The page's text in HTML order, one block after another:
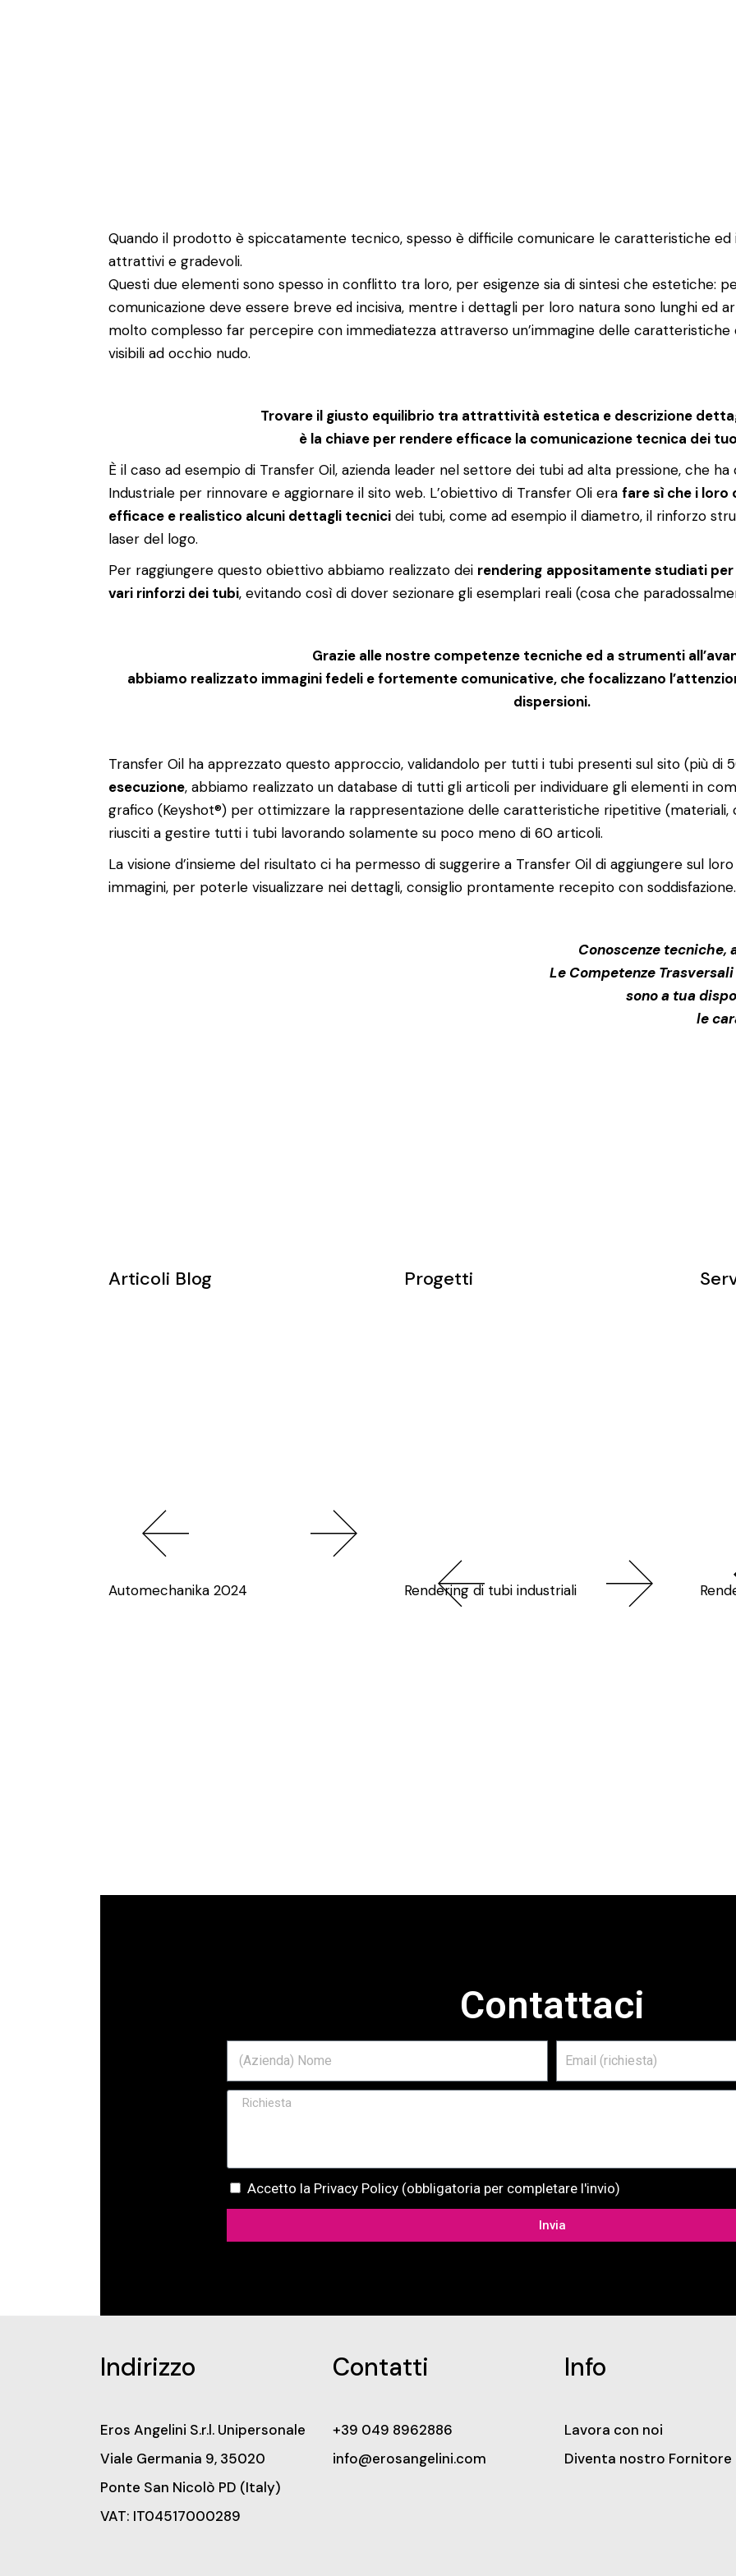
Quando il prodotto è spiccatamente tecnico, spesso è difficile comunicare le caratteristiche
attrattivi e gradevoli.
Questi due elementi sono spesso in conflitto tra loro, per esigenze sia di sintesi che estetiche:
comunicazione deve essere breve ed incisiva, mentre i dettagli per loro natura sono lunghi ed
molto complesso far percepire con immediatezza attraverso un’immagine delle caratteristiche
visibili ad occhio nudo.
Trovare il giusto equilibrio tra attrattività estetica e descrizione
è la chiave per rendere efficace la comunicazione tecnica dei
È il caso ad esempio di Transfer Oil, azienda leader nel settore dei tubi ad alta pressione, che
Industriale per rinnovare e aggiornare il sito web. L’obiettivo di Transfer Oli era fare sì che i loro
efficace e realistico alcuni dettagli tecnici dei tubi, come ad esempio il diametro, il rinforzo
laser del logo.
Per raggiungere questo obiettivo abbiamo realizzato dei rendering appositamente studiati
vari rinforzi dei tubi, evitando così di dover sezionare gli esemplari reali (cosa che
Grazie alle nostre competenze tecniche ed a strumenti
abbiamo realizzato immagini fedeli e fortemente comunicative, che focalizzano
dispersioni.
Transfer Oil ha apprezzato questo approccio, validandolo per tutti i tubi presenti sul sito (più di
esecuzione, abbiamo realizzato un database di tutti gli articoli per individuare gli elementi in
grafico (Keyshot®) per ottimizzare la rappresentazione delle caratteristiche ripetitive (materiali,
riusciti a gestire tutti i tubi lavorando solamente su poco meno di 60 articoli.
La visione d’insieme del risultato ci ha permesso di suggerire a Transfer Oil di aggiungere sul
immagini, per poterle visualizzare nei dettagli, consiglio prontamente recepito con soddisfazione.
Conoscenze tecniche,
Le Competenze
sono a tua
le
Articoli Blog
Automechanika 2024
Progetti
Rendering di tubi industriali
Contattaci
Accetto la Privacy Policy (obbligatoria per completare l'invio)
Invia
Indirizzo
Eros Angelini S.r.l. Unipersonale
Viale Germania 9, 35020
Ponte San Nicolò PD (Italy)
VAT: IT04517000289
Contatti
+39 049 8962886
info@erosangelini.com
Info
Lavora con noi
Diventa nostro Fornitore